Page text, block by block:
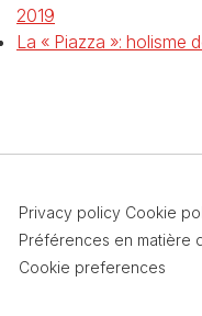
2019
La « Piazza »: holisme
Privacy policy Cookie
Préférences en matière
Cookie preferences